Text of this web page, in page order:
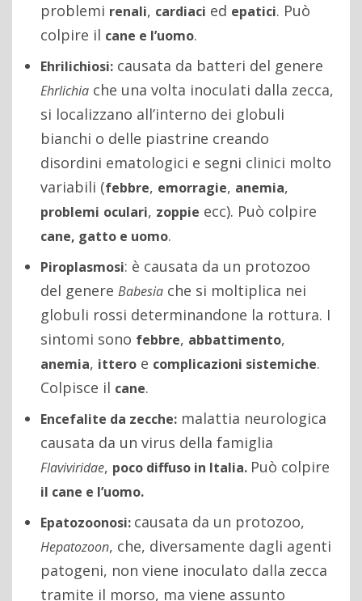
problemi renali, cardiaci ed epatici. Può
colpire il cane e l’uomo.
Ehrilichiosi: causata da batteri del genere
Ehrlichia che una volta inoculati dalla zecca,
si localizzano all’interno dei globuli
bianchi o delle piastrine creando
disordini ematologici e segni clinici molto
variabili (febbre, emorragie, anemia,
problemi oculari, zoppie ecc). Può colpire
cane, gatto e uomo.
Piroplasmosi: è causata da un protozoo
del genere Babesia che si moltiplica nei
globuli rossi determinandone la rottura. I
sintomi sono febbre, abbattimento,
anemia, ittero e complicazioni sistemiche.
Colpisce il cane.
Encefalite da zecche: malattia neurologica
causata da un virus della famiglia
Flaviviridae, poco diffuso in Italia. Può colpire
il cane e l’uomo.
Epatozoonosi: causata da un protozoo,
Hepatozoon, che, diversamente dagli agenti
patogeni, non viene inoculato dalla zecca
tramite il morso, ma viene assunto